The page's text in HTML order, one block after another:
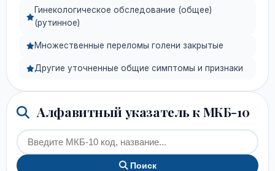
Гинекологическое обследование (общее)
(рутинное)
Множественные переломы голени закрытые
Другие уточненные общие симптомы и признаки
Алфавитный указатель к МКБ-10
Поиск